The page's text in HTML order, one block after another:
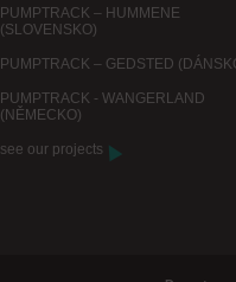
PUMPTRACK – HUMMENE
(SLOVENSKO)
PUMPTRACK – GEDSTED
PUMPTRACK - WANGERLAND
(NĚMECKO)
see our projects